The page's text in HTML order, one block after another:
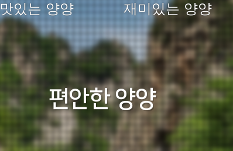
맛있는 양양 재미있는 양양
편안한 양양